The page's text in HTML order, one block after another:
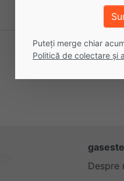
Despre
Puteți merge chiar
Politică de colectare și